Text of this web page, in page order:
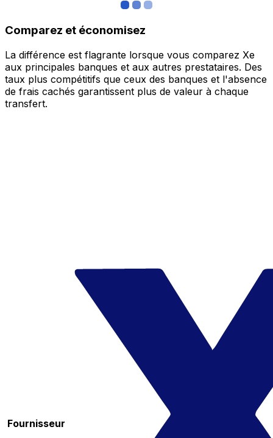
Comparez et économisez
La différence est flagrante lorsque vous comparez Xe
aux principales banques et aux autres prestataires. Des
taux plus compétitifs que ceux des banques et l'absence
de frais cachés garantissent plus de valeur à chaque
transfert.
Fournisseur